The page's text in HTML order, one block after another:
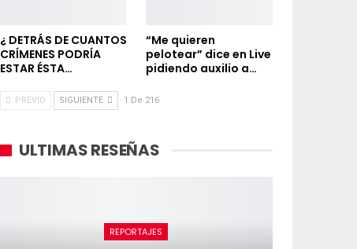
¿ DETRÁS DE CUANTOS
CRÍMENES PODRÍA
ESTAR ÉSTA…
“Me quieren
pelotear” dice en Live
pidiendo auxilio a…
PREVIO SIGUIENTE 1 De 216
ULTIMAS RESEÑAS
REPORTAJES